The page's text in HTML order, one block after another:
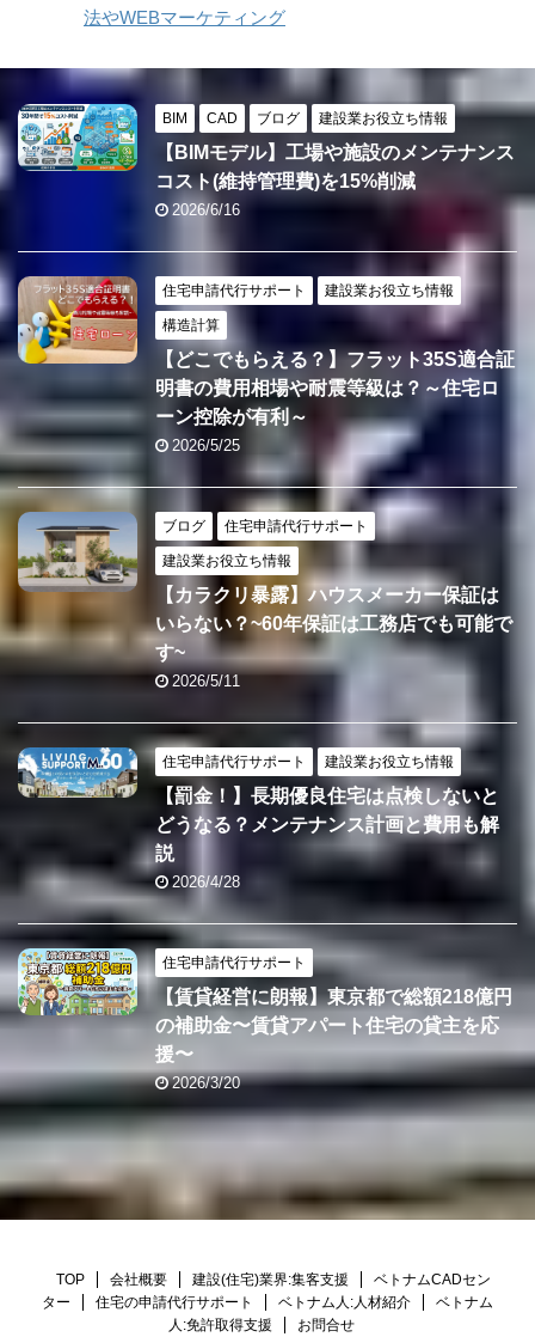
法やWEBマーケティング
BIM CAD ブログ 建設業お役立ち情報
【BIMモデル】工場や施設のメンテナンス
コスト(維持管理費)を15%削減
2026/6/16
住宅申請代行サポート 建設業お役立ち情報
構造計算
【どこでもらえる？】フラット35S適合証
明書の費用相場や耐震等級は？～住宅ロ
ーン控除が有利～
2026/5/25
ブログ 住宅申請代行サポート
建設業お役立ち情報
【カラクリ暴露】ハウスメーカー保証は
いらない？~60年保証は工務店でも可能で
す~
2026/5/11
住宅申請代行サポート 建設業お役立ち情報
【罰金！】長期優良住宅は点検しないと
どうなる？メンテナンス計画と費用も解
説
2026/4/28
住宅申請代行サポート
【賃貸経営に朗報】東京都で総額218億円
の補助金〜賃貸アパート住宅の貸主を応
援〜
2026/3/20
TOP 会社概要 建設(住宅)業界:集客支援
ベトナムCADセン
ター
住宅の申請代行サポート ベトナム人:人材紹介
ベトナム
人:免許取得支援
お問合せ